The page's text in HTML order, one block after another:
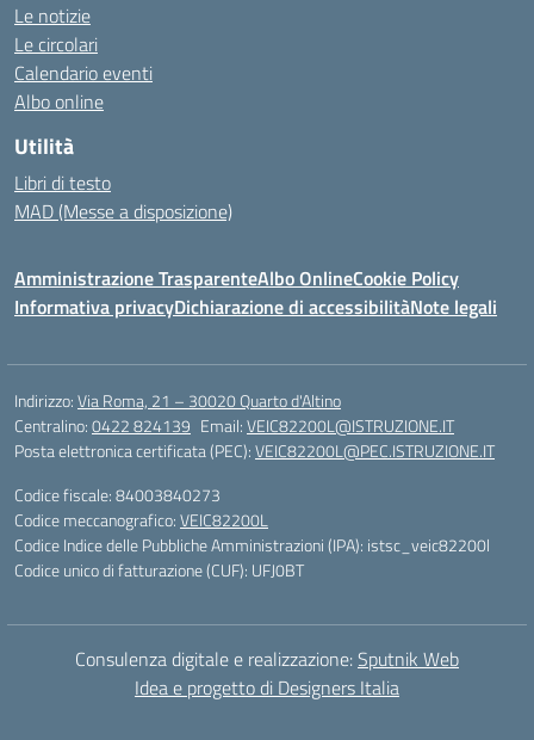
Le notizie
Le circolari
Calendario eventi
Albo online
Utilità
Libri di testo
MAD (Messe a disposizione)
Amministrazione TrasparenteAlbo OnlineCookie Policy
Informativa privacyDichiarazione di accessibilitàNote legali
Indirizzo:Via Roma, 21 – 30020 Quarto d'Altino
Centralino:0422 824139 Email:VEIC82200L@ISTRUZIONE.IT
Posta elettronica certificata (PEC):VEIC82200L@PEC.ISTRUZIONE.IT
Codice fiscale: 84003840273
Codice meccanografico:VEIC82200L
Codice Indice delle Pubbliche Amministrazioni (IPA): istsc_veic82200l
Codice unico di fatturazione (CUF): UFJ0BT
Consulenza digitale e realizzazione:Sputnik Web
Idea e progetto di Designers Italia